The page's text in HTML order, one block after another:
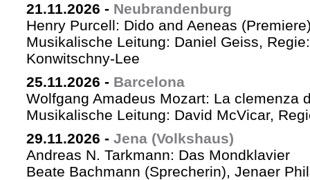
21.11.2026 - Neubrandenburg
Henry Purcell: Dido and Aeneas
Musikalische Leitung: Daniel Geiss,
Konwitschny-Lee
25.11.2026 - Barcelona
Wolfgang Amadeus Mozart: La clemenza
Musikalische Leitung: David McVicar,
29.11.2026 - Jena (Volkshaus)
Andreas N. Tarkmann: Das Mondklavier
Beate Bachmann (Sprecherin), Jenaer